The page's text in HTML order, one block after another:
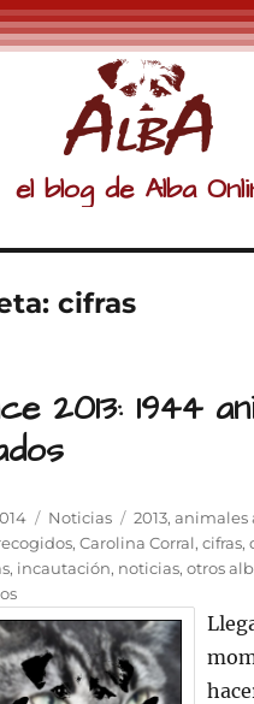
el blog de Alba
cifras
2013: 1944
Categorías
Noticias Etiquetas
2013,animales
,Carolina Corral,cifras,
, incautación, noticias,otros
en
Balance
2013:
1944
animales